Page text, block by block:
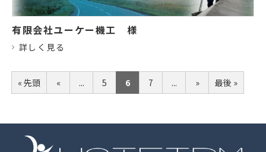
有限会社ユーケー機工 様
詳しく見る
« 先頭 « ... 5 6 7 ... » 最後 »